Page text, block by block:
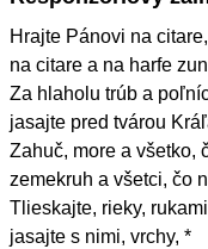
Hrajte Pánovi na
na citare a na harfe
Za hlaholu trúb a
jasajte pred tvárou
Zahuč, more a všetko,
zemekruh a všetci, čo
Tlieskajte, rieky,
jasajte s nimi, vrchy, *